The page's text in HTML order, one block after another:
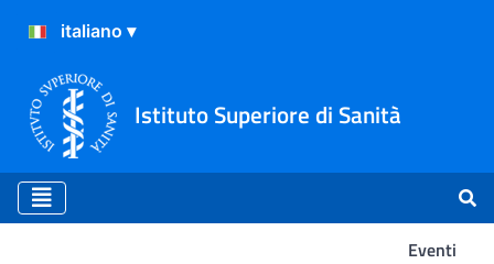
Istituto Superiore di Sanità
Eventi